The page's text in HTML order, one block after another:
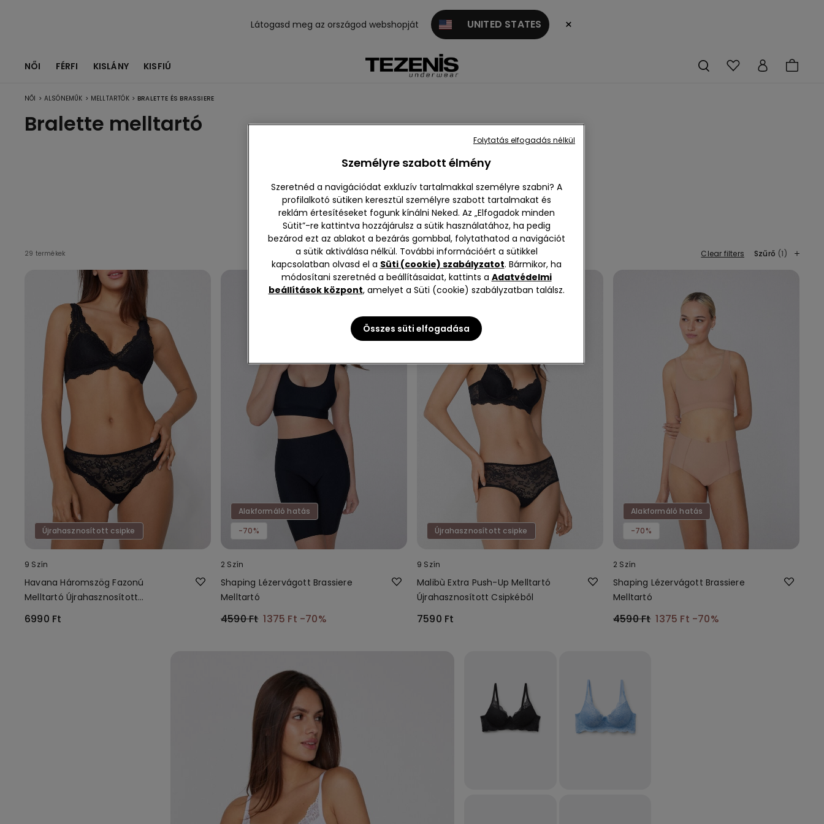
Látogasd meg az országod webshopját UNITED STATES ×
NŐI FÉRFI KISLÁNY KISFIÚ
NŐI > ALSÓNEMŰK > MELLTARTÓK > BRALETTE ÉS BRASSIERE
Bralette melltartó
Összes m
egjeleníté
se
Push-up
Háromszö
g
Pánt nélkü
li
Balconett
Bralette é
s brassier
e
29 termékek Clear filters Szűrő (1)
Újrahasznosított csipke
9 Szín
Havana Háromszög Fazonú
Melltartó Újrahasznosított
Csipkéből
6990 Ft
Alakformáló hatás
-70%
2 Szín
Shaping Lézervágott Brassiere
Melltartó
4590 Ft 1375 Ft -70%
Újrahasznosított csipke
9 Szín
Malibù Extra Push-Up Melltartó
Újrahasznosított Csipkéből
7590 Ft
Alakformáló hatás
-70%
2 Szín
Shaping Lézervágott Brassiere
Melltartó
4590 Ft 1375 Ft -70%
Személyre szabott élmény
Szeretnéd a navigációdat exkluzív tartalmakkal személyre szabni? A
profilalkotó sütiken keresztül személyre szabott tartalmakat és
reklám értesítéseket fogunk kínálni Neked. Az „Elfogadok minden
Sütit”-re kattintva hozzájárulsz a sütik használatához, ha pedig
bezárod ezt az ablakot a bezárás gombbal, folytathatod a navigációt
a sütik aktiválása nélkül. További információért a sütikkel
kapcsolatban olvasd el a Süti (cookie) szabályzatot. Bármikor, ha
módosítani szeretnéd a beállításaidat, kattints a Adatvédelmi
beállítások központ, amelyet a Süti (cookie) szabályzatban találsz.
Összes süti elfogadása
Folytatás elfogadás nélkül